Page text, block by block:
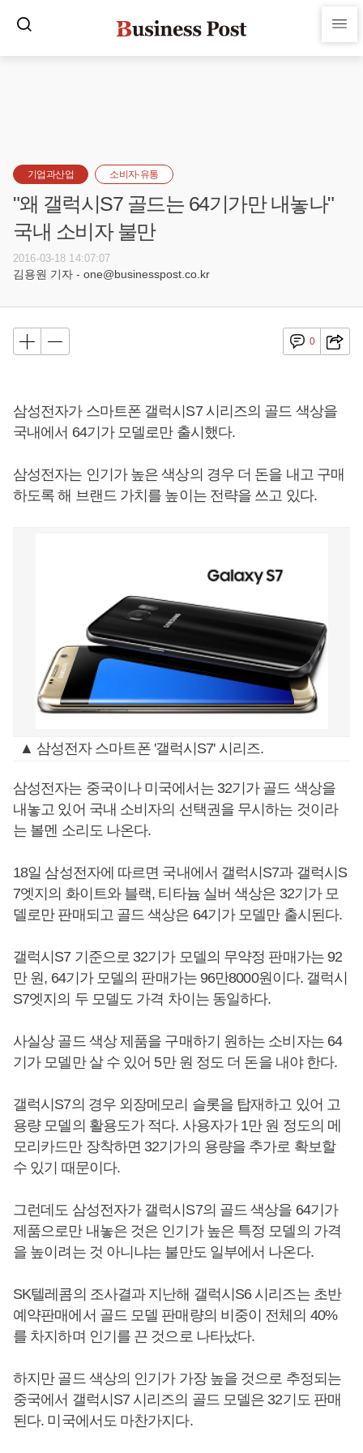
기업과산업 소비자·유통
"왜 갤럭시S7 골드는 64기가만 내놓나"
국내 소비자 불만
2016-03-18 14:07:07
김용원 기자 - one@businesspost.co.kr
0
삼성전자가 스마트폰 갤럭시S7 시리즈의 골드 색상을
국내에서 64기가 모델로만 출시했다.
삼성전자는 인기가 높은 색상의 경우 더 돈을 내고 구매
하도록 해 브랜드 가치를 높이는 전략을 쓰고 있다.
▲ 삼성전자 스마트폰 '갤럭시S7' 시리즈.
삼성전자는 중국이나 미국에서는 32기가 골드 색상을
내놓고 있어 국내 소비자의 선택권을 무시하는 것이라
는 볼멘 소리도 나온다.
18일 삼성전자에 따르면 국내에서 갤럭시S7과 갤럭시S
7엣지의 화이트와 블랙, 티타늄 실버 색상은 32기가 모
델로만 판매되고 골드 색상은 64기가 모델만 출시된다.
갤럭시S7 기준으로 32기가 모델의 무약정 판매가는 92
만 원, 64기가 모델의 판매가는 96만8000원이다. 갤럭시
S7엣지의 두 모델도 가격 차이는 동일하다.
사실상 골드 색상 제품을 구매하기 원하는 소비자는 64
기가 모델만 살 수 있어 5만 원 정도 더 돈을 내야 한다.
갤럭시S7의 경우 외장메모리 슬롯을 탑재하고 있어 고
용량 모델의 활용도가 적다. 사용자가 1만 원 정도의 메
모리카드만 장착하면 32기가의 용량을 추가로 확보할
수 있기 때문이다.
그런데도 삼성전자가 갤럭시S7의 골드 색상을 64기가
제품으로만 내놓은 것은 인기가 높은 특정 모델의 가격
을 높이려는 것 아니냐는 불만도 일부에서 나온다.
SK텔레콤의 조사결과 지난해 갤럭시S6 시리즈는 초반
예약판매에서 골드 모델 판매량의 비중이 전체의 40%
를 차지하며 인기를 끈 것으로 나타났다.
하지만 골드 색상의 인기가 가장 높을 것으로 추정되는
중국에서 갤럭시S7 시리즈의 골드 모델은 32기도 판매
된다. 미국에서도 마찬가지다.